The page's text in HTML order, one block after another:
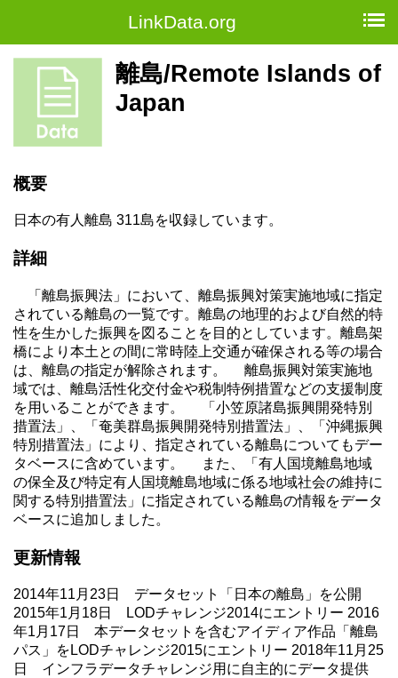
LinkData.org
離島/Remote Islands of
Japan
概要
日本の有人離島 311島を収録しています。
詳細
「離島振興法」において、離島振興対策実施地域に指定
されている離島の一覧です。離島の地理的および自然的特
性を生かした振興を図ることを目的としています。離島架
橋により本土との間に常時陸上交通が確保される等の場合
は、離島の指定が解除されます。 離島振興対策実施地
域では、離島活性化交付金や税制特例措置などの支援制度
を用いることができます。 「小笠原諸島振興開発特別
措置法」、「奄美群島振興開発特別措置法」、「沖縄振興
特別措置法」により、指定されている離島についてもデー
タベースに含めています。 また、「有人国境離島地域
の保全及び特定有人国境離島地域に係る地域社会の維持に
関する特別措置法」に指定されている離島の情報をデータ
ベースに追加しました。
更新情報
2014年11月23日 データセット「日本の離島」を公開
2015年1月18日 LODチャレンジ2014にエントリー 2016
年1月17日 本データセットを含むアイディア作品「離島
パス」をLODチャレンジ2015にエントリー 2018年11月25
日 インフラデータチャレンジ用に自主的にデータ提供